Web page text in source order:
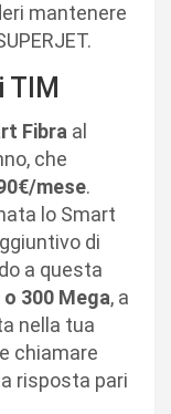
mantenere
Fibra al
che
mese.
lo Smart
di
a questa
o 300 Mega, a
nella tua
chiamare
risposta pari